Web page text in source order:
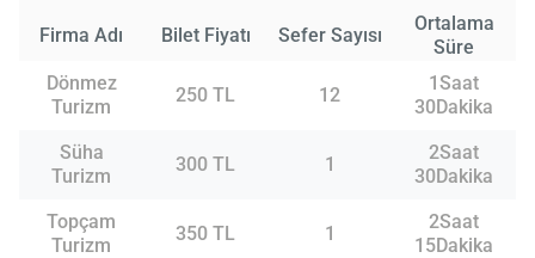
Firma Adı Bilet Fiyatı Sefer Sayısı
Ortalama
Süre
Dönmez
Turizm
250 TL 12
1Saat
30Dakika
Süha
Turizm
300 TL 1
2Saat
30Dakika
Topçam
Turizm
350 TL 1
2Saat
15Dakika